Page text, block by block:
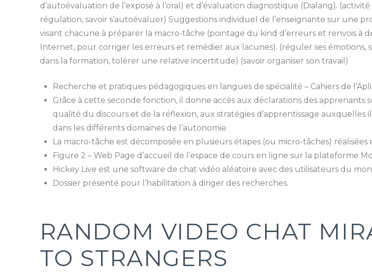
d’autoévaluation de l’exposé à l’oral) et d’évaluation diagnostique (Dialang).
régulation, savoir s’autoévaluer) Suggestions individuel de l’enseignante sur
visant chacune à préparer la macro-tâche (pointage du kind d’erreurs et renvois à
Internet, pour corriger les erreurs et remédier aux lacunes). (réguler ses émotions,
dans la formation, tolérer une relative incertitude) (savoir organiser son travail)
Recherche et pratiques pédagogiques en langues de spécialité – Cahiers de
Grâce à cette seconde fonction, il donne accès aux déclarations des
qualité du discours et de la réflexion, aux stratégies d’apprentissage
dans les différents domaines de l’autonomie.
La macro-tâche est décomposée en plusieurs étapes (ou micro-tâches)
Figure 2 – Web Page d’accueil de l’espace de cours en ligne sur la plateforme
Hickey Live est une software de chat vidéo aléatoire avec des utilisateurs du
Dossier présenté pour l’habilitation à diriger des recherches.
RANDOM VIDEO CHAT
TO STRANGERS